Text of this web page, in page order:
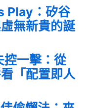
Play：矽谷
無新貴的誕
控一擊：從
「配置即人